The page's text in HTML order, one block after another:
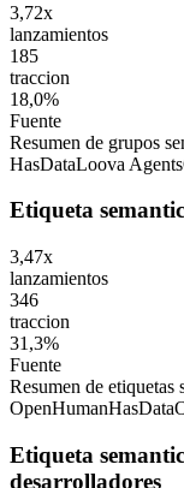
3,72x
lanzamientos
185
traccion
18,0%
Fuente
Resumen de grupos
HasDataLoova Agents
Etiqueta
3,47x
lanzamientos
346
traccion
31,3%
Fuente
Resumen de etiquetas
OpenHumanHasData
Etiqueta
desarrolladores